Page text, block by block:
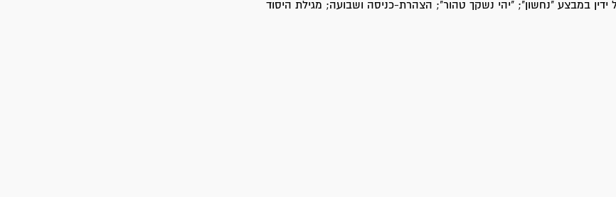
ידין במבצע "נחשון"; "יהי נשקך טהור"; הצהרת-כניסה ושבועה; מגילת היסוד